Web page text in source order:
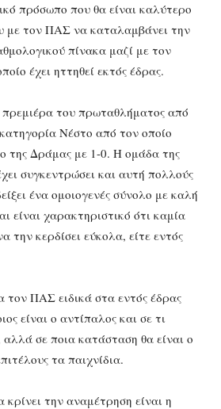
πρόσωπο που θα είναι καλύτερο
με τον ΠΑΣ να καταλαμβάνει την
πίνακα μαζί με τον
έχει ηττηθεί εκτός έδρας.
πρεμιέρα του πρωταθλήματος από
Νέστο από τον οποίο
της Δράμας με 1-0. Η ομάδα της
συγκεντρώσει και αυτή πολλούς
ένα ομοιογενές σύνολο με καλή
είναι χαρακτηριστικό ότι καμία
την κερδίσει εύκολα, είτε εντός
τον ΠΑΣ ειδικά στα εντός έδρας
είναι ο αντίπαλος και σε τι
σε ποια κατάσταση θα είναι ο
τα παιχνίδια.
την αναμέτρηση είναι η